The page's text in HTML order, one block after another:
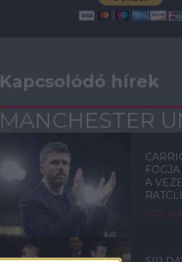
Kapcsolódó hírek
MANCHESTER
A
2026.